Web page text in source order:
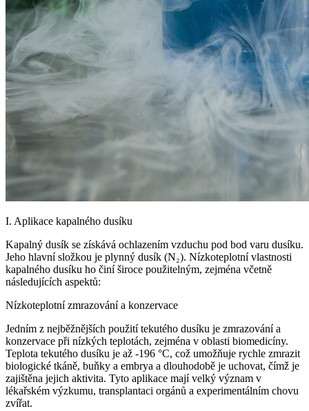
I. Aplikace kapalného dusíku
Kapalný dusík se získává ochlazením vzduchu pod bod varu dusíku.
Jeho hlavní složkou je plynný dusík (N₂). Nízkoteplotní vlastnosti
kapalného dusíku ho činí široce použitelným, zejména včetně
následujících aspektů:
Nízkoteplotní zmrazování a konzervace
Jedním z nejběžnějších použití tekutého dusíku je zmrazování a
konzervace při nízkých teplotách, zejména v oblasti biomedicíny.
Teplota tekutého dusíku je až -196 °C, což umožňuje rychle zmrazit
biologické tkáně, buňky a embrya a dlouhodobě je uchovat, čímž je
zajištěna jejich aktivita. Tyto aplikace mají velký význam v
lékařském výzkumu, transplantaci orgánů a experimentálním chovu
zvířat.